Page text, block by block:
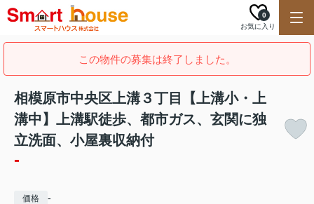
お気に入り
0
この物件の募集は終了しました。
相模原市中央区上溝３丁目【上溝小・上
溝中】上溝駅徒歩、都市ガス、玄関に独
立洗面、小屋裏収納付
-
価格 -